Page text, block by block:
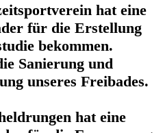
hat eine
für die Erstellung
bekommen.
Sanierung und
unseres Freibades.
hat eine